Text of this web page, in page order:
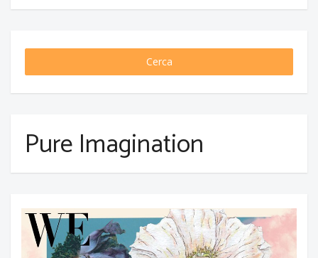
Cerca
Pure Imagination